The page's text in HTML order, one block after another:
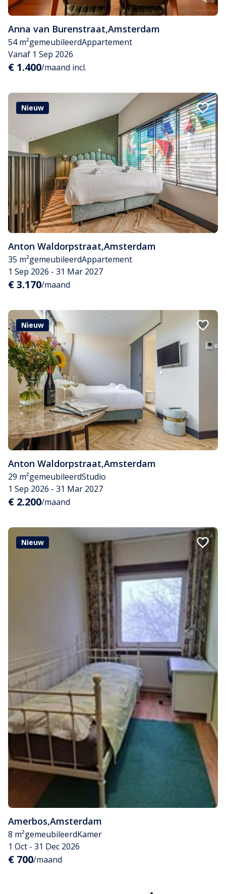
Anna van Burenstraat,Amsterdam
54 m²gemeubileerdAppartement
Vanaf 1 Sep 2026
€ 1.400/maand incl.
Nieuw
Anton Waldorpstraat,Amsterdam
35 m²gemeubileerdAppartement
1 Sep 2026 - 31 Mar 2027
€ 3.170/maand
Nieuw
Anton Waldorpstraat,Amsterdam
29 m²gemeubileerdStudio
1 Sep 2026 - 31 Mar 2027
€ 2.200/maand
Nieuw
Amerbos,Amsterdam
8 m²gemeubileerdKamer
1 Oct - 31 Dec 2026
€ 700/maand